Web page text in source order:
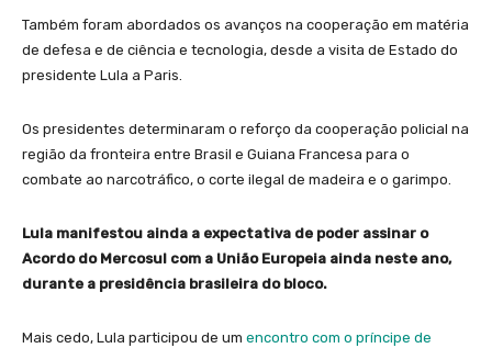
Também foram abordados os avanços na cooperação em matéria
de defesa e de ciência e tecnologia, desde a visita de Estado do
presidente Lula a Paris.
Os presidentes determinaram o reforço da cooperação policial na
região da fronteira entre Brasil e Guiana Francesa para o
combate ao narcotráfico, o corte ilegal de madeira e o garimpo.
Lula manifestou ainda a expectativa de poder assinar o
Acordo do Mercosul com a União Europeia ainda neste ano,
durante a presidência brasileira do bloco.
Mais cedo, Lula participou de um encontro com o príncipe de